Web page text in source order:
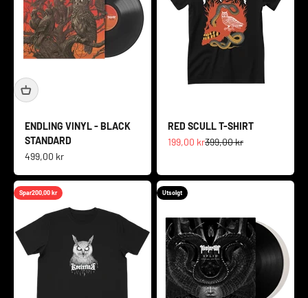
ENDLING VINYL - BLACK
STANDARD
Salgspris
499,00 kr
RED SCULL T-SHIRT
Salgspris
199,00 krNormalpris
399,00 kr
Spar200,00 kr Utsolgt